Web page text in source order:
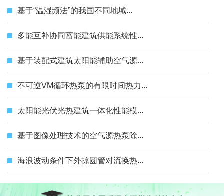
基于“温湿频法”的我国不同地域...
多能互补协同蓄能建筑供能系统性...
基于装配式建筑太阳能辅助空气源...
不可逆VM循环热泵的有限时间热力...
太阳能光伏光热建筑一体化性能模...
基于图像处理技术的空气源热泵除...
海浪波动条件下外掠圆管对流换热...